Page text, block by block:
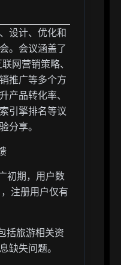
设计、优化和
。会议涵盖了
网营销策略、
推广等多个方
产品转化率、
引擎排名等议
分享。
初期，用户数
注册用户仅有
括旅游相关资
缺失问题。